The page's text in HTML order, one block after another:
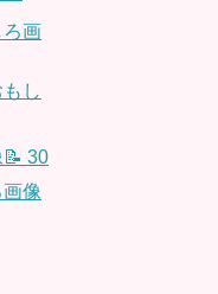
画
し
30
像